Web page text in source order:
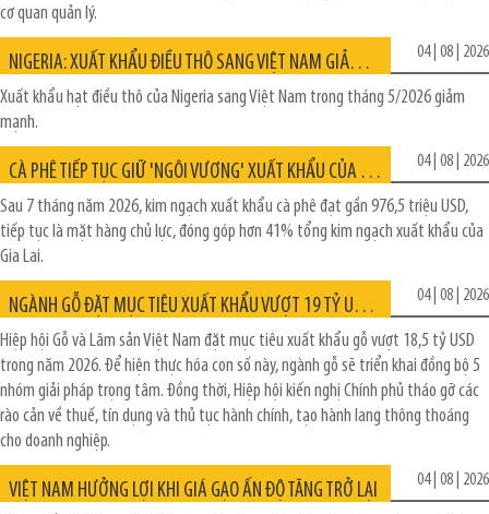
cơ quan quản lý.
NIGERIA: XUẤT KHẨU ĐIỀU THÔ SANG VIỆT NAM GIẢM 29% 04 | 08 | 2026
Xuất khẩu hạt điều thô của Nigeria sang Việt Nam trong tháng 5/2026 giảm
mạnh.
CÀ PHÊ TIẾP TỤC GIỮ 'NGÔI VƯƠNG' XUẤT KHẨU CỦA GIA LAI 04 | 08 | 2026
Sau 7 tháng năm 2026, kim ngạch xuất khẩu cà phê đạt gần 976,5 triệu USD,
tiếp tục là mặt hàng chủ lực, đóng góp hơn 41% tổng kim ngạch xuất khẩu của
Gia Lai.
NGÀNH GỖ ĐẶT MỤC TIÊU XUẤT KHẨU VƯỢT 19 TỶ USD, KIẾN NGHỊ GỠ VƯỚNG VỀ THUẾ VÀ TÍN DỤNG 04 | 08 | 2026
Hiệp hội Gỗ và Lâm sản Việt Nam đặt mục tiêu xuất khẩu gỗ vượt 18,5 tỷ USD
trong năm 2026. Để hiện thực hóa con số này, ngành gỗ sẽ triển khai đồng bộ 5
nhóm giải pháp trọng tâm. Đồng thời, Hiệp hội kiến nghị Chính phủ tháo gỡ các
rào cản về thuế, tín dụng và thủ tục hành chính, tạo hành lang thông thoáng
cho doanh nghiệp.
VIỆT NAM HƯỞNG LỢI KHI GIÁ GẠO ẤN ĐỘ TĂNG TRỞ LẠI 04 | 08 | 2026